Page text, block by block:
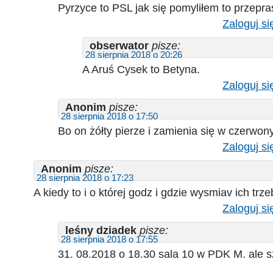
Pyrzyce to PSL jak się pomyliłem to
Zaloguj
obserwator pisze:
28 sierpnia 2018 o 20:26
A Aruś Cysek to Betyna.
Zaloguj
Anonim pisze:
28 sierpnia 2018 o 17:50
Bo on żółty pierze i zamienia się w
Zaloguj
Anonim pisze:
28 sierpnia 2018 o 17:23
A kiedy to i o której godz i gdzie wysmiav ich
Zaloguj
leśny dziadek pisze:
28 sierpnia 2018 o 17:55
31. 08.2018 o 18.30 sala 10 w PDK M. ale